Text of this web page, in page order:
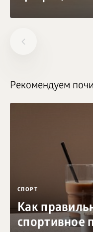
Рекомендуем
СПОРТ
Как
спортивное